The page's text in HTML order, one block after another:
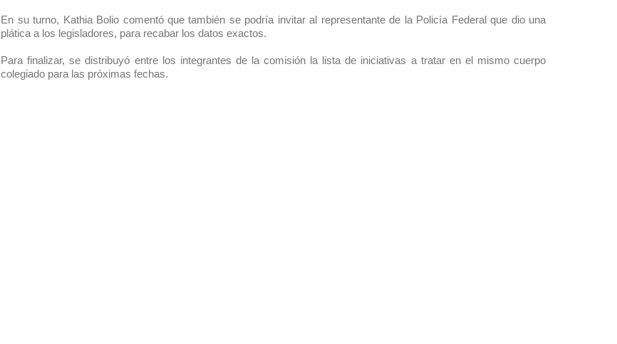
En su turno, Kathia Bolio comentó que también se podría invitar al representante de la Policía Federal que dio una
plática a los legisladores, para recabar los datos exactos.
Para finalizar, se distribuyó entre los integrantes de la comisión la lista de iniciativas a tratar en el mismo cuerpo
colegiado para las próximas fechas.